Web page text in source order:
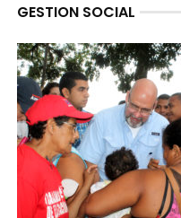
GESTION SOCIAL